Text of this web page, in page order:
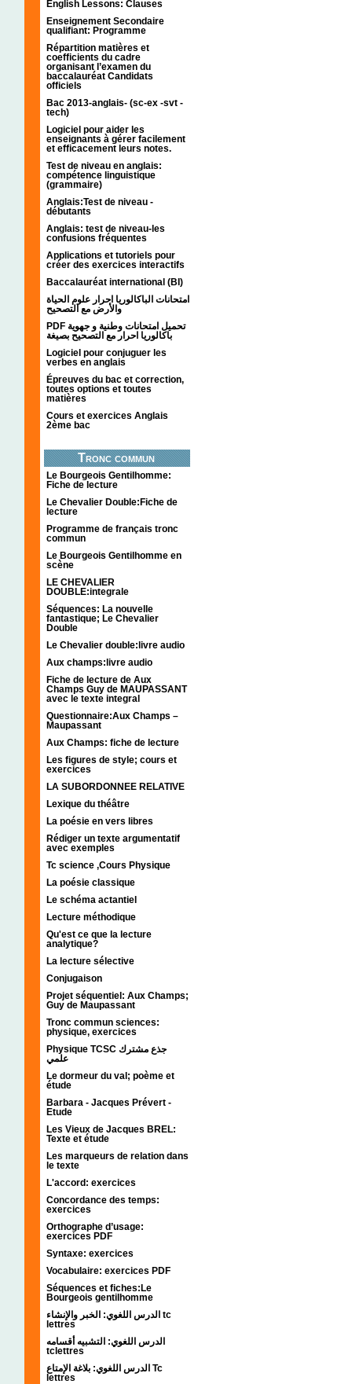
English Lessons: Clauses
Enseignement Secondaire
qualifiant: Programme
Répartition matières et
coefficients du cadre
organisant l’examen du
baccalauréat Candidats
officiels
Bac 2013-anglais- (sc-ex -svt -
tech)
Logiciel pour aider les
enseignants à gérer facilement
et efficacement leurs notes.
Test de niveau en anglais:
compétence linguistique
(grammaire)
Anglais:Test de niveau -
débutants
Anglais: test de niveau-les
confusions fréquentes
Applications et tutoriels pour
créer des exercices interactifs
Baccalauréat international (BI)
امتحانات الباكالوريا احرار علوم الحياة
والأرض مع التصحيح
PDF تحميل امتحانات وطنية و جهوية
باكالوريا احرار مع التصحيح بصيغة
Logiciel pour conjuguer les
verbes en anglais
Épreuves du bac et correction,
toutes options et toutes
matières
Cours et exercices Anglais
2ème bac
Tronc commun
Le Bourgeois Gentilhomme:
Fiche de lecture
Le Chevalier Double:Fiche de
lecture
Programme de français tronc
commun
Le Bourgeois Gentilhomme en
scène
LE CHEVALIER
DOUBLE:integrale
Séquences: La nouvelle
fantastique; Le Chevalier
Double
Le Chevalier double:livre audio
Aux champs:livre audio
Fiche de lecture de Aux
Champs Guy de MAUPASSANT
avec le texte integral
Questionnaire:Aux Champs –
Maupassant
Aux Champs: fiche de lecture
Les figures de style; cours et
exercices
LA SUBORDONNEE RELATIVE
Lexique du théâtre
La poésie en vers libres
Rédiger un texte argumentatif
avec exemples
Tc science ,Cours Physique
La poésie classique
Le schéma actantiel
Lecture méthodique
Qu'est ce que la lecture
analytique?
La lecture sélective
Conjugaison
Projet séquentiel: Aux Champs;
Guy de Maupassant
Tronc commun sciences:
physique, exercices
Physique TCSC جذع مشترك
علمي
Le dormeur du val; poème et
étude
Barbara - Jacques Prévert -
Etude
Les Vieux de Jacques BREL:
Texte et étude
Les marqueurs de relation dans
le texte
L'accord: exercices
Concordance des temps:
exercices
Orthographe d’usage:
exercices PDF
Syntaxe: exercices
Vocabulaire: exercices PDF
Séquences et fiches:Le
Bourgeois gentilhomme
الدرس اللغوي: الخبر والإنشاء tc
lettres
الدرس اللغوي: التشبيه أقسامه
tclettres
الدرس اللغوي: بلاغة الإمتاع Tc
lettres